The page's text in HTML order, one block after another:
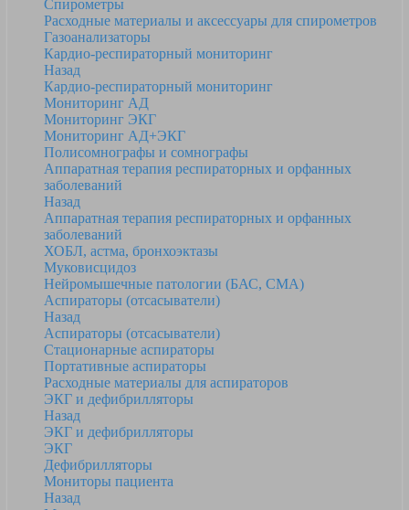
Спирометры
Расходные материалы и аксессуары для спирометров
Газоанализаторы
Кардио-респираторный мониторинг
Назад
Кардио-респираторный мониторинг
Мониторинг АД
Мониторинг ЭКГ
Мониторинг АД+ЭКГ
Полисомнографы и сомнографы
Аппаратная терапия респираторных и орфанных
заболеваний
Назад
Аппаратная терапия респираторных и орфанных
заболеваний
ХОБЛ, астма, бронхоэктазы
Муковисцидоз
Нейромышечные патологии (БАС, СМА)
Аспираторы (отсасыватели)
Назад
Аспираторы (отсасыватели)
Стационарные аспираторы
Портативные аспираторы
Расходные материалы для аспираторов
ЭКГ и дефибрилляторы
Назад
ЭКГ и дефибрилляторы
ЭКГ
Дефибрилляторы
Мониторы пациента
Назад